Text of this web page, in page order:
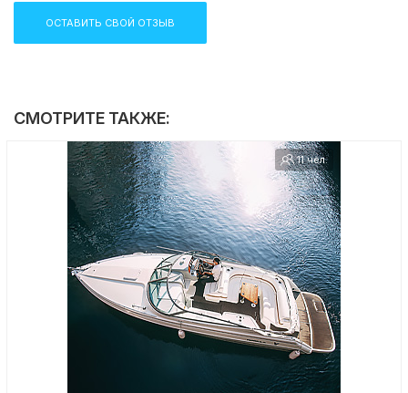
ОСТАВИТЬ СВОЙ ОТЗЫВ
СМОТРИТЕ ТАКЖЕ:
11 чел.